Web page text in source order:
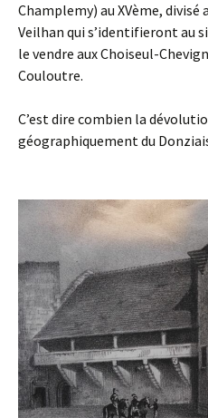
Champlemy) au XVème,
Veilhan qui s’identifieront au
le vendre aux Choiseul-
Couloutre.
C’est dire combien la
géographiquement du